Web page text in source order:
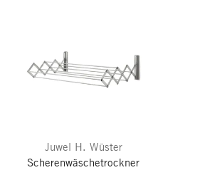
Juwel H. Wüster
Scherenwäschetrockner